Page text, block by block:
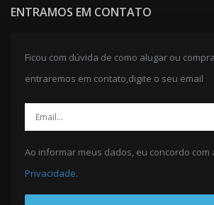
ENTRAMOS EM CONTATO
Ficou com dúvida de como alugar ou
entraremos em contato,digite o seu email
Ao informar meus dados, eu concordo com
Privacidade.